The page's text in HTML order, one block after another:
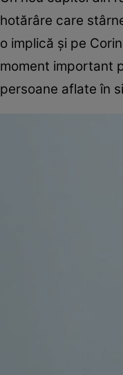
hotărâre care
o implică și pe
moment important
persoane aflate în